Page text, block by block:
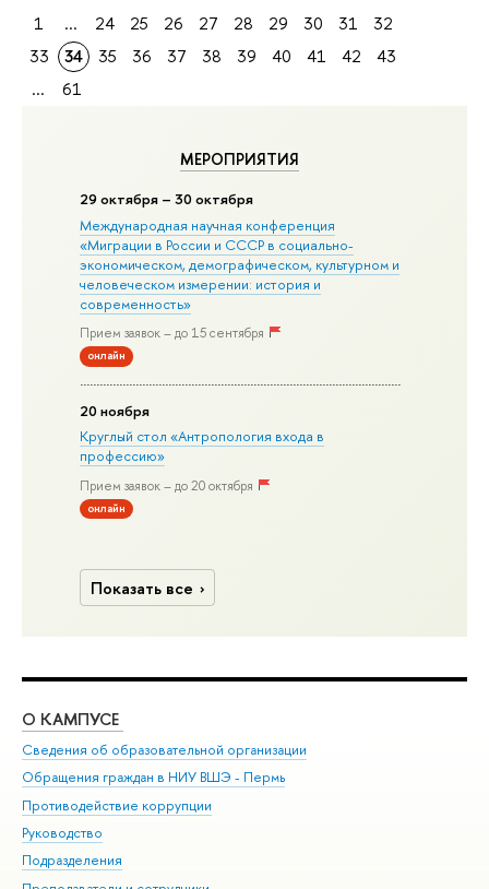
МЕРОПРИЯТИЯ
29 октября – 30 октября
Международная научная конференция
«Миграции в Росcии и СССР в социально-
экономическом, демографическом, культурном и
человеческом измерении: история и
современность»
Прием заявок – до 15 сентября
онлайн
20 ноября
Круглый стол «Антропология входа в
профессию»
Прием заявок – до 20 октября
онлайн
Показать все
1 ... 24 25 26 27 28 29 30 31
32
33
34 35 36 37 38 39 40 41 42
43
...
61
О КАМПУСЕ
Сведения об образовательной организации
Обращения граждан в НИУ ВШЭ - Пермь
Противодействие коррупции
Руководство
Подразделения